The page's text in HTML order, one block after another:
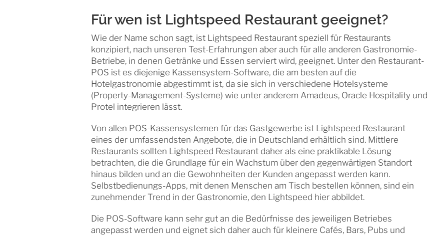
Für wen ist Lightspeed Restaurant geeignet?
Wie der Name schon sagt, ist Lightspeed Restaurant speziell für Restaurants
konzipiert, nach unseren Test-Erfahrungen aber auch für alle anderen Gastronomie-
Betriebe, in denen Getränke und Essen serviert wird, geeignet. Unter den Restaurant-
POS ist es diejenige Kassensystem-Software, die am besten auf die
Hotelgastronomie abgestimmt ist, da sie sich in verschiedene Hotelsysteme
(Property-Management-Systeme) wie unter anderem Amadeus, Oracle Hospitality und
Protel integrieren lässt.
Von allen POS-Kassensystemen für das Gastgewerbe ist Lightspeed Restaurant
eines der umfassendsten Angebote, die in Deutschland erhältlich sind. Mittlere
Restaurants sollten Lightspeed Restaurant daher als eine praktikable Lösung
betrachten, die die Grundlage für ein Wachstum über den gegenwärtigen Standort
hinaus bilden und an die Gewohnheiten der Kunden angepasst werden kann.
Selbstbedienungs-Apps, mit denen Menschen am Tisch bestellen können, sind ein
zunehmender Trend in der Gastronomie, den Lightspeed hier abbildet.
Die POS-Software kann sehr gut an die Bedürfnisse des jeweiligen Betriebes
angepasst werden und eignet sich daher auch für kleinere Cafés, Bars, Pubs und